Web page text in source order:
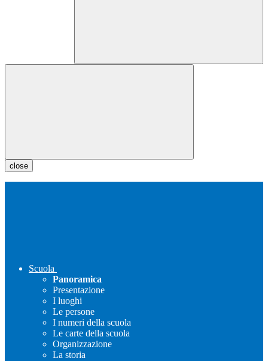
close
Scuola
Panoramica
Presentazione
I luoghi
Le persone
I numeri della scuola
Le carte della scuola
Organizzazione
La storia